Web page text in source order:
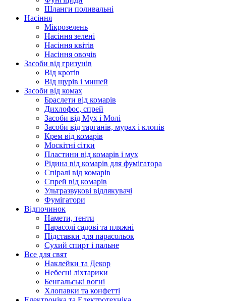
Шланги поливальні
Насіння
Мікрозелень
Насіння зелені
Насіння квітів
Насіння овочів
Засоби від гризунів
Від кротів
Від щурів і мишей
Засоби від комах
Браслети від комарів
Дихлофос, спрей
Засоби від Мух і Молі
Засоби від тарганів, мурах і клопів
Крем від комарів
Москітні сітки
Пластини від комарів і мух
Рідина від комарів для фумігатора
Спіралі від комарів
Спрей від комарів
Ультразвукові відлякувачі
Фумігатори
Відпочинок
Намети, тенти
Парасолі садові та пляжні
Підставки для парасольок
Сухий спирт і пальне
Все для свят
Наклейки та Декор
Небесні ліхтарики
Бенгальські вогні
Хлопавки та конфетті